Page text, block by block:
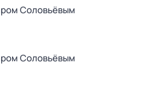
Соловьёвым
Соловьёвым